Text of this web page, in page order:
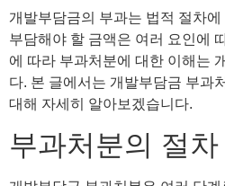
개발부담금의 부과는 법적 절차
부담해야 할 금액은 여러 요인에
에 따라 부과처분에 대한 이해는
다. 본 글에서는 개발부담금 부과
대해 자세히 알아보겠습니다.
부과처분의 절차